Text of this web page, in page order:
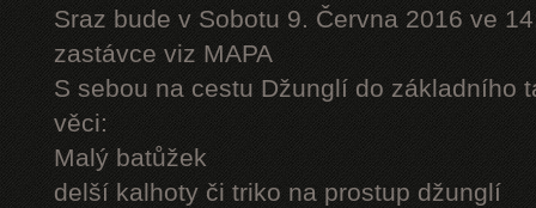
Sraz bude v Sobotu 9. Června 2016 ve
zastávce viz MAPA
S sebou na cestu Džunglí do základního
věci:
Malý batůžek
delší kalhoty či triko na prostup džunglí